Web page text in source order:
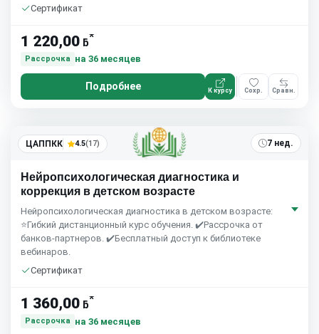
Сертификат
1 220,00 ƃ*
Рассрочка на 36 месяцев
Подробнее К курсу Сохр. Сравн.
ЦАППКК 4.5(17) 7 нед.
Нейропсихологическая диагностика и
коррекция в детском возрасте
Нейропсихологическая диагностика в детском возрасте:
⭐Гибкий дистанционный курс обучения. ✔️Рассрочка от
банков-партнеров. ✔️Бесплатный доступ к библиотеке
вебинаров.
Сертификат
1 360,00 ƃ*
Рассрочка на 36 месяцев